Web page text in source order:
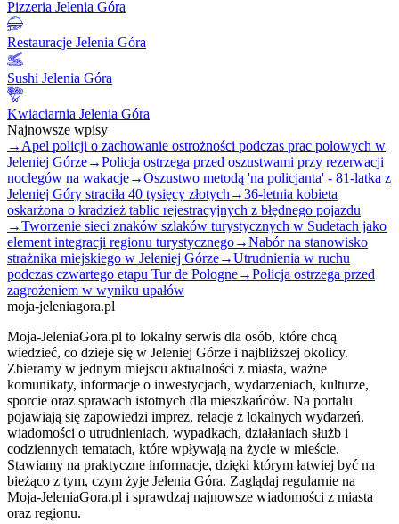
Pizzeria Jelenia Góra
Restauracje Jelenia Góra
Sushi Jelenia Góra
Kwiaciarnia Jelenia Góra
Najnowsze wpisy
→ Apel policji o zachowanie ostrożności podczas prac polowych w
Jeleniej Górze→Policja ostrzega przed oszustwami przy rezerwacji
noclegów na wakacje→Oszustwo metodą 'na policjanta' - 81-latka z
Jeleniej Góry straciła 40 tysięcy złotych →36-letnia kobieta
oskarżona o kradzież tablic rejestracyjnych z błędnego pojazdu
→Tworzenie sieci znaków szlaków turystycznych w Sudetach jako
element integracji regionu turystycznego→Nabór na stanowisko
strażnika miejskiego w Jeleniej Górze→Utrudnienia w ruchu
podczas czwartego etapu Tur de Pologne→Policja ostrzega przed
zagrożeniem w wyniku upałów
moja-jeleniagora.pl
Moja-JeleniaGora.pl to lokalny serwis dla osób, które chcą
wiedzieć, co dzieje się w Jeleniej Górze i najbliższej okolicy.
Zbieramy w jednym miejscu aktualności z miasta, ważne
komunikaty, informacje o inwestycjach, wydarzeniach, kulturze,
sporcie oraz sprawach istotnych dla mieszkańców. Na portalu
pojawiają się zapowiedzi imprez, relacje z lokalnych wydarzeń,
wiadomości o utrudnieniach, wypadkach, działaniach służb i
codziennych tematach, które wpływają na życie w mieście.
Stawiamy na praktyczne informacje, dzięki którym łatwiej być na
bieżąco z tym, czym żyje Jelenia Góra. Zaglądaj regularnie na
Moja-JeleniaGora.pl i sprawdzaj najnowsze wiadomości z miasta
oraz regionu.